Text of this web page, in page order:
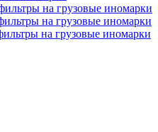
на грузовые иномарки
на грузовые иномарки
на грузовые иномарки